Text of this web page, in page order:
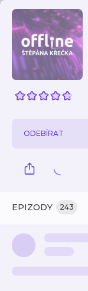
ODEBÍRAT
EPIZODY 243